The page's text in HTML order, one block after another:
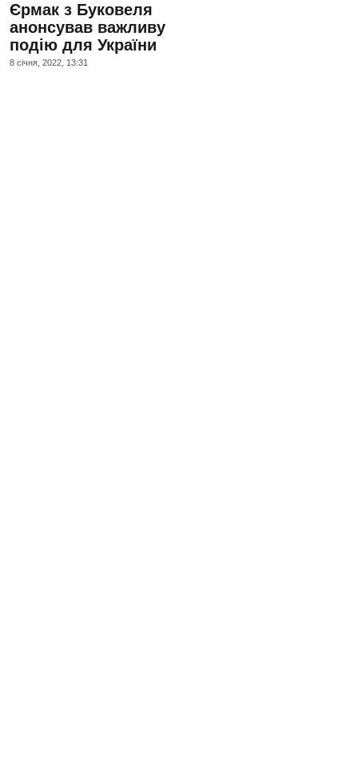
Єрмак з Буковеля
анонсував важливу
подію для України
8 сiчня, 2022, 13:31